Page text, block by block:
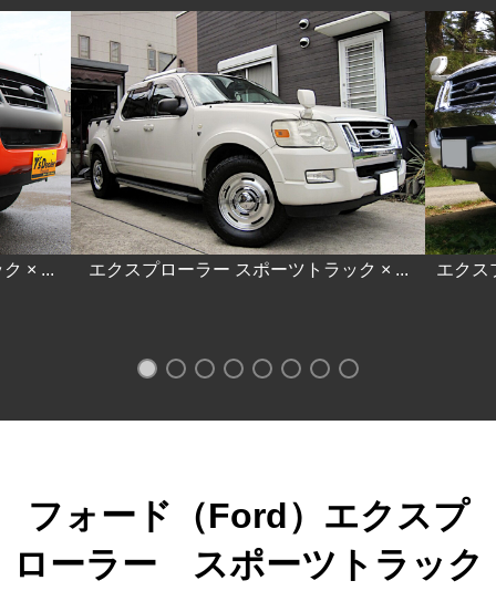
エクスプローラー スポーツトラック × ... エクス
× ...
フォード（Ford）エクスプ
ローラー スポーツトラック